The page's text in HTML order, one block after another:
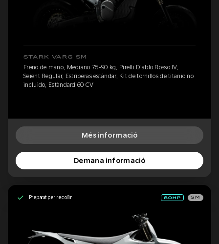
STARK VARG SM
Freno de mano, Mediano 75-90 kg, Pirelli Diablo Rosso IV,
Seient Regular, Estriberas estándar, Kit de tornillos de titanio no
incluido, Estàndard 60 CV
Més informació
Demana informació
Preparat per recollir SM